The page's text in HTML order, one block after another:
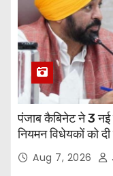
पंजाब कैबिनेट ने 3
नियमन विधेयकों को
Aug 7, 2026